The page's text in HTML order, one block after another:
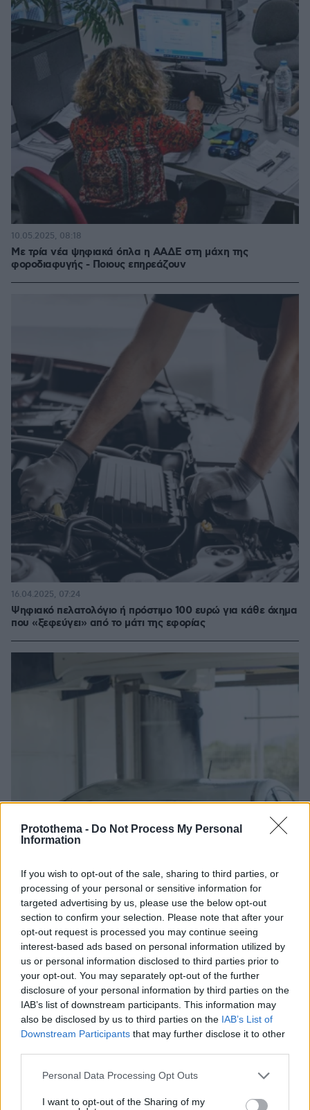
Protothema - Do Not Process My Personal
Information
If you wish to opt-out of the sale, sharing to third parties, or
processing of your personal or sensitive information for
targeted advertising by us, please use the below opt-out
section to confirm your selection. Please note that after your
opt-out request is processed you may continue seeing
interest-based ads based on personal information utilized by
us or personal information disclosed to third parties prior to
your opt-out. You may separately opt-out of the further
disclosure of your personal information by third parties on the
IAB’s list of downstream participants. This information may
also be disclosed by us to third parties on the IAB’s List of
Downstream Participants that may further disclose it to other
Please note that this website/app uses one or more Google
not limited to your visit or usage behaviour. You may click to
Personal Data Processing Opt Outs
I want to opt-out of the Sharing of my
Με τρία νέα ψηφιακά όπλα η ΑΑΔΕ στη μάχη της
φοροδιαφυγής - Ποιους επηρεάζουν
10.05.2025, 08:18
Ψηφιακό πελατολόγιο ή πρόστιμο 100 ευρώ για κάθε όχημα
που «ξεφεύγει» από το μάτι της εφορίας
16.04.2025, 07:24
«Σκανάρισμα» της εφορίας σε πλυντήρια αυτοκινήτων και
πάρκινγκ μέχρι γάμους και βαφτίσεις
27.03.2025, 07:08
ΡΟΗ ΕΙΔΗΣΕΩΝ
Ειδήσεις Δημοφιλή Σχολιασμένα
πριν 23 λεπτά